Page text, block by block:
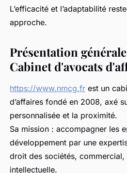
L’efficacité et l’adaptabilité
approche.
Présentation
Cabinet d'avocats
https://www.nmcg.fr est un
d’affaires fondé en 2008, axé
personnalisée et la proximité.
Sa mission : accompagner les
développement par une
droit des sociétés,
intellectuelle.